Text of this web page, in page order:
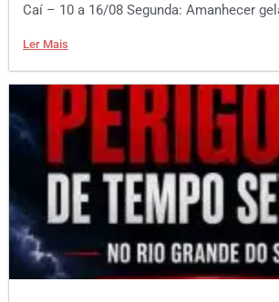
Caí – 10 a 16/08 Segunda: Amanhecer
Ler Mais